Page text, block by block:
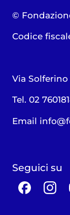
©
Codice
Via Solferino
Tel. 02
Email
Seguici su